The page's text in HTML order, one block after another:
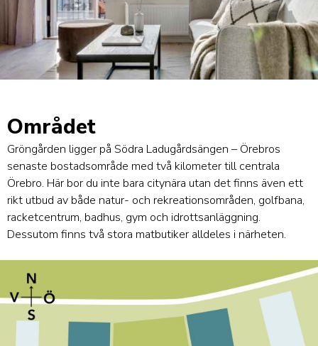
Området
Gröngården ligger på Södra Ladugårdsängen – Örebros
senaste bostadsområde med två kilometer till centrala
Örebro. Här bor du inte bara citynära utan det finns även ett
rikt utbud av både natur- och rekreationsområden, golfbana,
racketcentrum, badhus, gym och idrottsanläggning.
Dessutom finns två stora matbutiker alldeles i närheten.